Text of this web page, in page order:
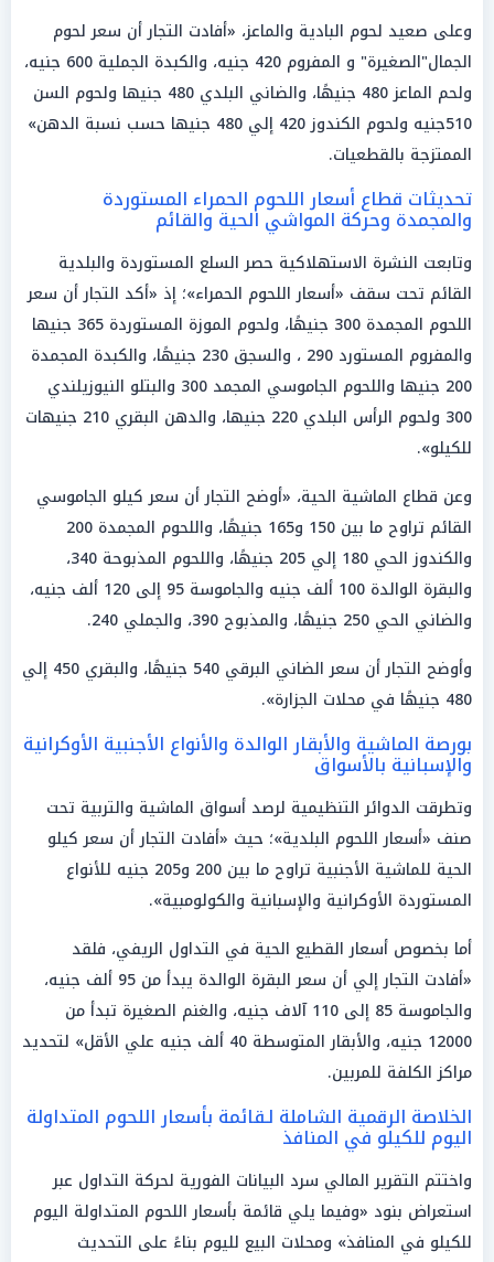
وعلى صعيد لحوم البادية والماعز، «أفادت التجار أن سعر لحوم
الجمال"الصغيرة" و المفروم 420 جنيه، والكبدة الجملية 600 جنيه،
ولحم الماعز 480 جنيهًا، والضاني البلدي 480 جنيها ولحوم السن
510جنيه ولحوم الكندوز 420 إلي 480 جنيها حسب نسبة الدهن»
الممتزجة بالقطعيات.
تحديثات قطاع أسعار اللحوم الحمراء المستوردة
والمجمدة وحركة المواشي الحية والقائم
وتابعت النشرة الاستهلاكية حصر السلع المستوردة والبلدية
القائم تحت سقف «أسعار اللحوم الحمراء»؛ إذ «أكد التجار أن سعر
اللحوم المجمدة 300 جنيهًا، ولحوم الموزة المستوردة 365 جنيها
والمفروم المستورد 290 ، والسجق 230 جنيهًا، والكبدة المجمدة
200 جنيها واللحوم الجاموسي المجمد 300 والبتلو النيوزيلندي
300 ولحوم الرأس البلدي 220 جنيها، والدهن البقري 210 جنيهات
للكيلو».
وعن قطاع الماشية الحية، «أوضح التجار أن سعر كيلو الجاموسي
القائم تراوح ما بين 150 و165 جنيهًا، واللحوم المجمدة 200
والكندوز الحي 180 إلي 205 جنيهًا، واللحوم المذبوحة 340،
والبقرة الوالدة 100 ألف جنيه والجاموسة 95 إلى 120 ألف جنيه،
والضاني الحي 250 جنيهًا، والمذبوح 390، والجملي 240.
وأوضح التجار أن سعر الضاني البرقي 540 جنيهًا، والبقري 450 إلي
480 جنيهًا في محلات الجزارة».
بورصة الماشية والأبقار الوالدة والأنواع الأجنبية الأوكرانية
والإسبانية بالأسواق
وتطرقت الدوائر التنظيمية لرصد أسواق الماشية والتربية تحت
صنف «أسعار اللحوم البلدية»؛ حيث «أفادت التجار أن سعر كيلو
الحية للماشية الأجنبية تراوح ما بين 200 و205 جنيه للأنواع
المستوردة الأوكرانية والإسبانية والكولومبية».
أما بخصوص أسعار القطيع الحية في التداول الريفي، فلقد
«أفادت التجار إلي أن سعر البقرة الوالدة يبدأ من 95 ألف جنيه،
والجاموسة 85 إلى 110 آلاف جنيه، والغنم الصغيرة تبدأ من
12000 جنيه، والأبقار المتوسطة 40 ألف جنيه علي الأقل» لتحديد
مراكز الكلفة للمربين.
الخلاصة الرقمية الشاملة لـقائمة بأسعار اللحوم المتداولة
اليوم للكيلو في المنافذ
واختتم التقرير المالي سرد البيانات الفورية لحركة التداول عبر
استعراض بنود «وفيما يلي قائمة بأسعار اللحوم المتداولة اليوم
للكيلو في المنافذ» ومحلات البيع لليوم بناءً على التحديث